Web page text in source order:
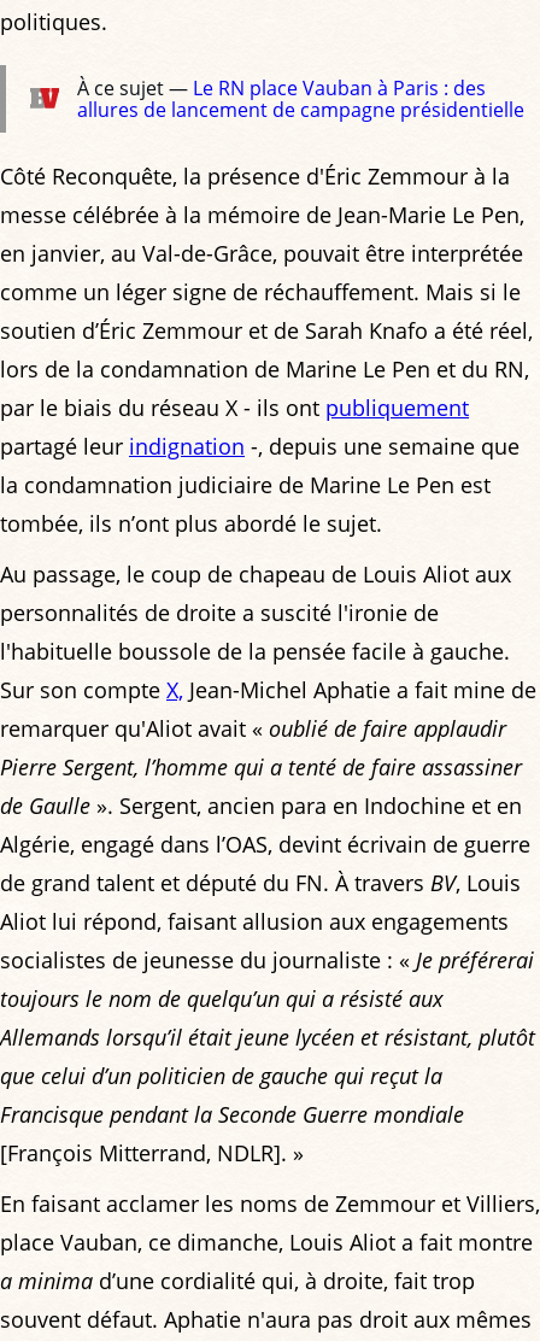
politiques.
À ce sujet — Le RN place Vauban à Paris : des
allures de lancement de campagne présidentielle
Côté Reconquête, la présence d'Éric Zemmour à la
messe célébrée à la mémoire de Jean-Marie Le Pen,
en janvier, au Val-de-Grâce, pouvait être interprétée
comme un léger signe de réchauffement. Mais si le
soutien d’Éric Zemmour et de Sarah Knafo a été réel,
lors de la condamnation de Marine Le Pen et du RN,
par le biais du réseau X - ils ont publiquement
partagé leur indignation -, depuis une semaine que
la condamnation judiciaire de Marine Le Pen est
tombée, ils n’ont plus abordé le sujet.
Au passage, le coup de chapeau de Louis Aliot aux
personnalités de droite a suscité l'ironie de
l'habituelle boussole de la pensée facile à gauche.
Sur son compte X, Jean-Michel Aphatie a fait mine de
remarquer qu'Aliot avait « oublié de faire applaudir
Pierre Sergent, l’homme qui a tenté de faire assassiner
de Gaulle ». Sergent, ancien para en Indochine et en
Algérie, engagé dans l’OAS, devint écrivain de guerre
de grand talent et député du FN. À travers BV, Louis
Aliot lui répond, faisant allusion aux engagements
socialistes de jeunesse du journaliste : « Je préférerai
toujours le nom de quelqu’un qui a résisté aux
Allemands lorsqu’il était jeune lycéen et résistant, plutôt
que celui d’un politicien de gauche qui reçut la
Francisque pendant la Seconde Guerre mondiale
[François Mitterrand, NDLR]. »
En faisant acclamer les noms de Zemmour et Villiers,
place Vauban, ce dimanche, Louis Aliot a fait montre
a minima d’une cordialité qui, à droite, fait trop
souvent défaut. Aphatie n'aura pas droit aux mêmes